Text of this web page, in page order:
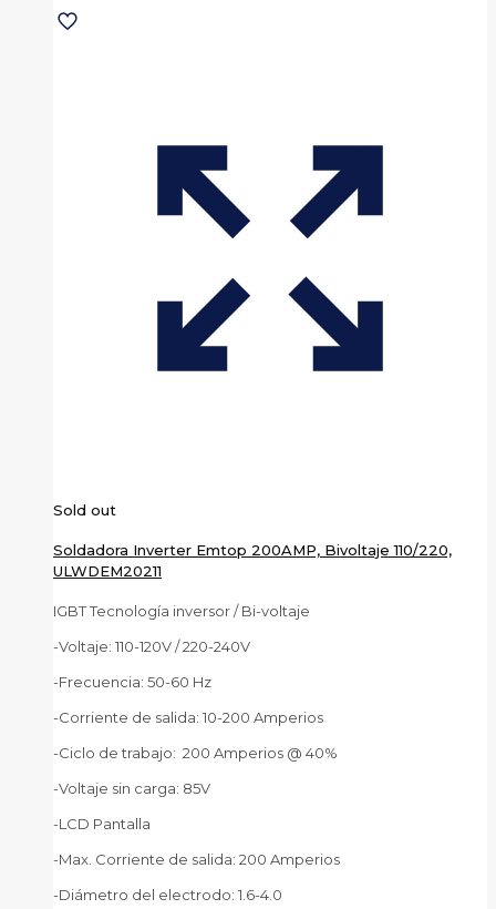
Sold out
Soldadora Inverter Emtop 200AMP, Bivoltaje 110/220,
ULWDEM20211
IGBT Tecnología inversor / Bi-voltaje
-Voltaje: 110-120V / 220-240V
-Frecuencia: 50-60 Hz
-Corriente de salida: 10-200 Amperios
-Ciclo de trabajo: 200 Amperios @ 40%
-Voltaje sin carga: 85V
-LCD Pantalla
-Max. Corriente de salida: 200 Amperios
-Diámetro del electrodo: 1.6-4.0